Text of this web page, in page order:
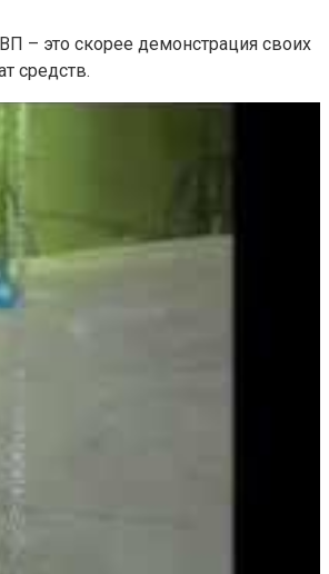
– это скорее демонстрация своих
средств.